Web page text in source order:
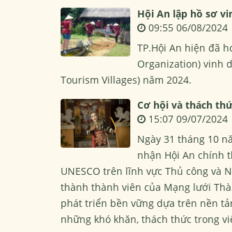
Hội An lập hồ sơ
09:55 06/08/2024
TP.Hội An hiện đã
Organization) vinh
Tourism Villages) năm 2024.
Cơ hội và thách
15:07 09/07/2024
Ngày 31 tháng 10
nhận Hội An chính
UNESCO trên lĩnh vực Thủ công
thành thành viên của Mạng lưới
phát triển bền vững dựa trên nền
những khó khăn, thách thức trong